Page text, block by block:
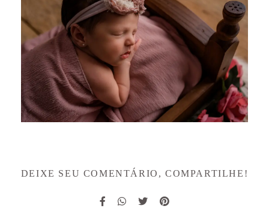
DEIXE SEU COMENTÁRIO, COMPARTILHE!